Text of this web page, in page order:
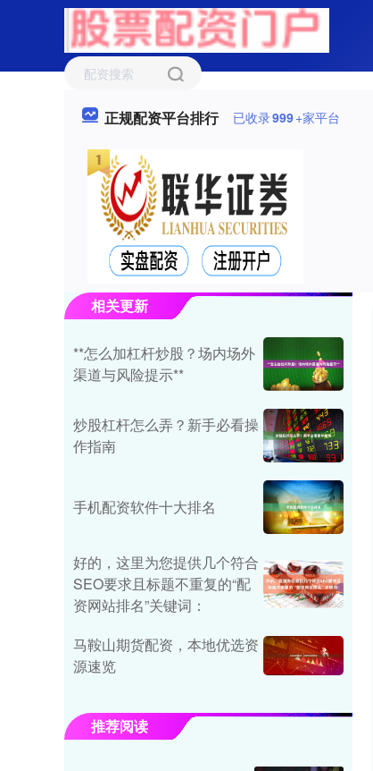
正规配资平台排行 已收录999+家平台
相关更新
**怎么加杠杆炒股？场内场外
渠道与风险提示**
炒股杠杆怎么弄？新手必看操
作指南
手机配资软件十大排名
好的，这里为您提供几个符合
SEO要求且标题不重复的“配
资网站排名”关键词：
马鞍山期货配资，本地优选资
源速览
推荐阅读